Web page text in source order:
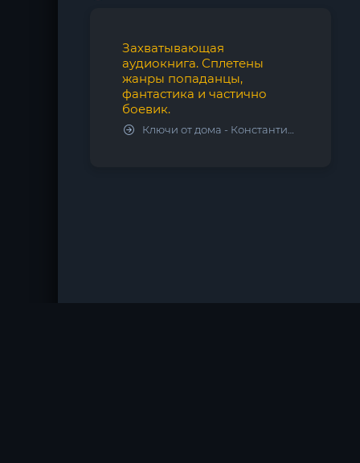
Захватывающая
аудиокнига. Сплетены
жанры попаданцы,
фантастика и частично
боевик.
Ключи от дома - Константин Калбазов